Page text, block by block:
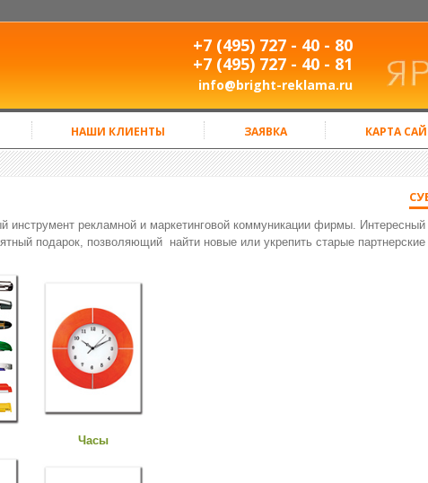
+7 (495) 727 - 40 - 80
+7 (495) 727 - 40 - 81
info@bright-reklama.ru
НАШИ КЛИЕНТЫ ЗАЯВКА КАРТА
инструмент рекламной и маркетинговой коммуникации фирмы.
подарок, позволяющий найти новые или укрепить старые партнерские
Часы